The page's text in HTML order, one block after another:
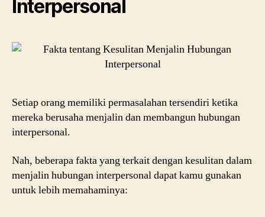
Interpersonal
Setiap orang memiliki permasalahan tersendiri ketika
mereka berusaha menjalin dan membangun hubungan
interpersonal.
Nah, beberapa fakta yang terkait dengan kesulitan dalam
menjalin hubungan interpersonal dapat kamu gunakan
untuk lebih memahaminya: